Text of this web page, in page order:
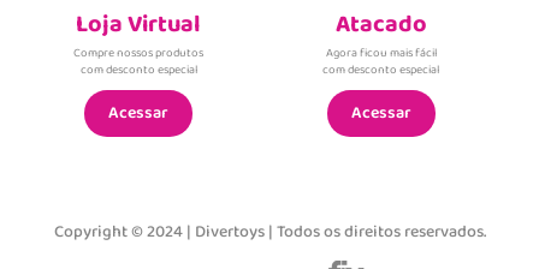
Loja Virtual
Compre nossos produtos
com desconto especial
Acessar
Atacado
Agora ficou mais fácil
com desconto especial
Acessar
Copyright © 2024 | Divertoys | Todos os direitos reservados.